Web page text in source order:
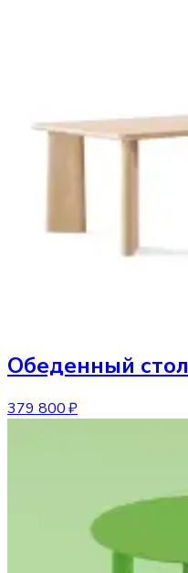
Обеденный стол
379 800 ₽